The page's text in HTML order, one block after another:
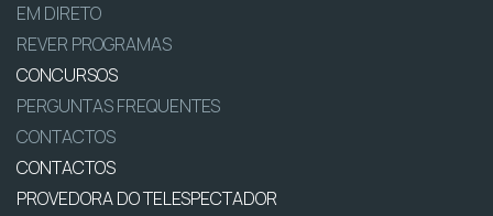
EM DIRETO
REVER PROGRAMAS
CONCURSOS
PERGUNTAS FREQUENTES
CONTACTOS
CONTACTOS
PROVEDORA DO TELESPECTADOR